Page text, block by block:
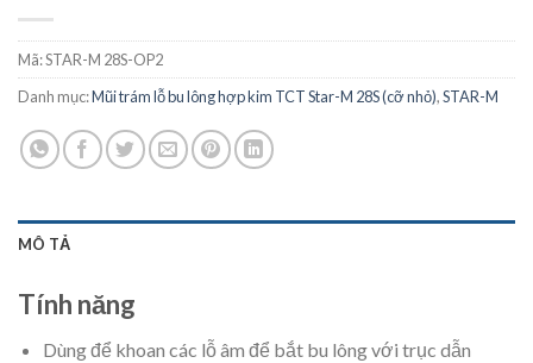
Mã:STAR-M 28S-OP2
Danh mục:Mũi trám lỗ bu lông hợp kim TCT Star-M 28S (cỡ nhỏ),STAR-M
MÔ TẢ
Tính năng
Dùng để khoan các lỗ âm để bắt bu lông với trục dẫn